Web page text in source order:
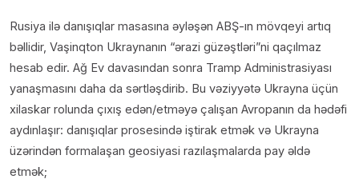
Rusiya ilə danışıqlar masasına əyləşən ABŞ-ın mövqeyi artıq
bəllidir, Vaşinqton Ukraynanın “ərazi güzəştləri”ni qaçılmaz
hesab edir. Ağ Ev davasından sonra Tramp Administrasiyası
yanaşmasını daha da sərtləşdirib. Bu vəziyyətə Ukrayna üçün
xilaskar rolunda çıxış edən/etməyə çalışan Avropanın da hədəfi
aydınlaşır: danışıqlar prosesində iştirak etmək və Ukrayna
üzərindən formalaşan geosiyasi razılaşmalarda pay əldə
etmək;